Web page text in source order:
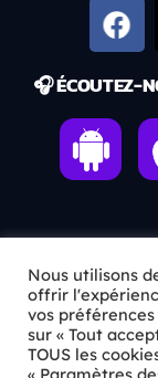
🎧 ÉCOUTEZ-
ℹ️ INFOS
Nous utilisons
offrir
vos
sur « Tout
TOUS les